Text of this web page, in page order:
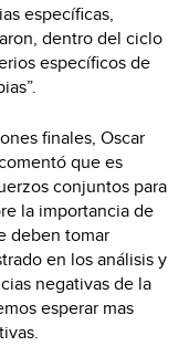
específicas,
dentro del ciclo
específicos de
finales, Oscar
que es
conjuntos para
la importancia de
deben tomar
en los análisis y
negativas de la
esperar mas